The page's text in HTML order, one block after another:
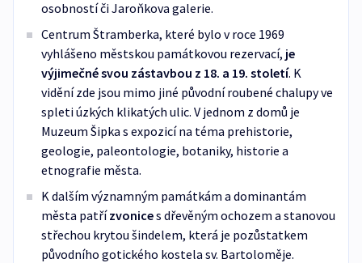
osobností či Jaroňkova galerie.
Centrum Štramberka, které bylo v roce 1969
vyhlášeno městskou památkovou rezervací, je
výjimečné svou zástavbou z 18. a 19. století. K
vidění zde jsou mimo jiné původní roubené chalupy ve
spleti úzkých klikatých ulic. V jednom z domů je
Muzeum Šipka s expozicí na téma prehistorie,
geologie, paleontologie, botaniky, historie a
etnografie města.
K dalším významným památkám a dominantám
města patřízvonices dřevěným ochozem a stanovou
střechou krytou šindelem, která je pozůstatkem
původního gotického kostela sv. Bartoloměje.